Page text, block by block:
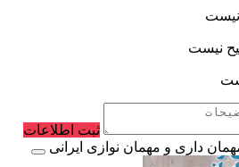
نیست
ثبت اطلاعات
داری و مهمان نوازی ایرانی